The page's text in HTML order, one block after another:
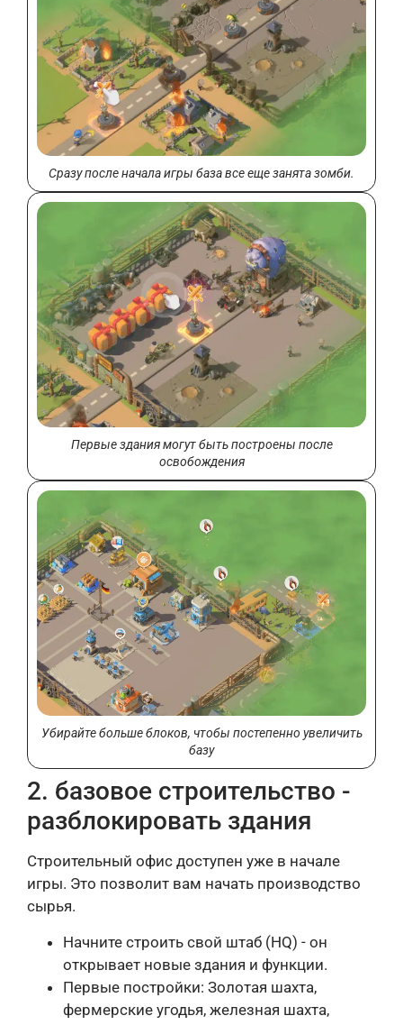
Сразу после начала игры база все еще занята зомби.
Первые здания могут быть построены после
освобождения
Убирайте больше блоков, чтобы постепенно увеличить
базу
2. базовое строительство -
разблокировать здания
Строительный офис доступен уже в начале
игры. Это позволит вам начать производство
сырья.
Начните строить свой штаб (HQ) - он
открывает новые здания и функции.
Первые постройки: Золотая шахта,
фермерские угодья, железная шахта,